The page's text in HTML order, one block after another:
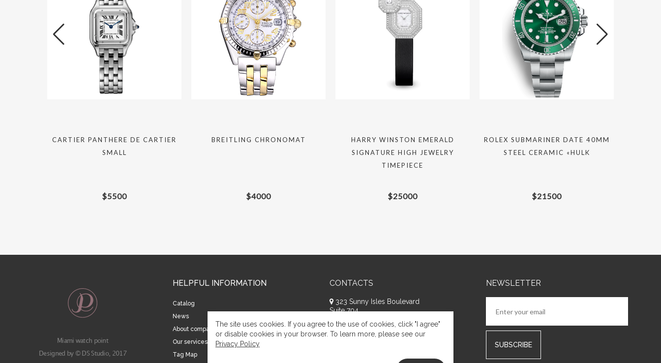
CARTIER PANTHERE DE CARTIER
SMALL
$5500
BREITLING CHRONOMAT
$4000
HARRY WINSTON EMERALD
SIGNATURE HIGH JEWELRY
TIMEPIECE
$25000
ROLEX SUBMARINER DATE 40MM
STEEL CERAMIC «HULK
$21500
Miami watch point
Designed by © DS Studio, 2017
HELPFUL INFORMATION
Catalog
News
About company
Our services
Tag Map
CONTACTS
323 Sunny Isles Boulevard
Suite 704
+1 (786) 809-8074
NEWSLETTER
The site uses cookies. If you agree to the use of cookies, click "I agree"
or disable cookies in your browser. To learn more, please see our
Privacy Policy